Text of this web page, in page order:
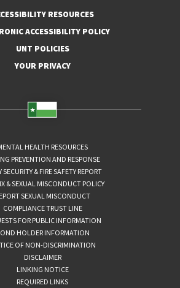
RESOURCES
ACCESSIBILITY POLICY
UNT POLICIES
YOUR PRIVACY
HEALTH RESOURCES
PREVENTION AND RESPONSE
SECURITY & FIRE SAFETY REPORT
& SEXUAL MISCONDUCT POLICY
SEXUAL MISCONDUCT
COMPLIANCE TRUST LINE
FOR PUBLIC INFORMATION
HOLDER INFORMATION
OF NON-DISCRIMINATION
DISCLAIMER
LINKING NOTICE
REQUIRED LINKS